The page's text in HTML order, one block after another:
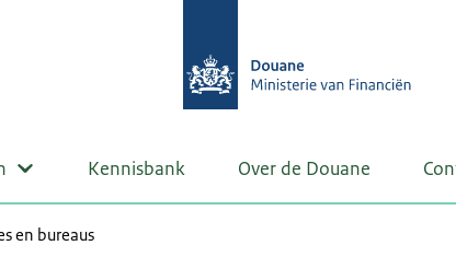
Kennisbank Over de Douane
en bureaus